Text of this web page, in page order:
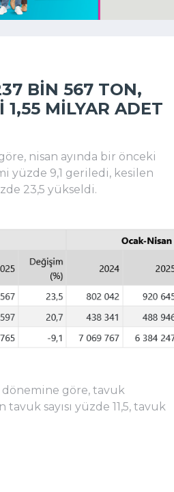
BIN 567 TON,
MILYAR ADET
nisan ayında bir önceki
yüzde 9,1 geriledi, kesilen
23,5 yükseldi.
dönemine göre, tavuk
sayısı yüzde 11,5, tavuk